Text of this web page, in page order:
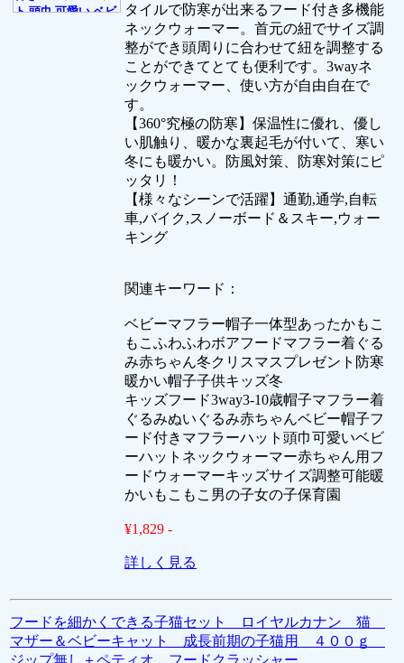
タイルで防寒が出来るフード付き多機能
ネックウォーマー。首元の紐でサイズ調
整ができ頭周りに合わせて紐を調整する
ことができてとても便利です。3wayネ
ックウォーマー、使い方が自由自在で
す。
【360°究極の防寒】保温性に優れ、優し
い肌触り、暖かな裏起毛が付いて、寒い
冬にも暖かい。防風対策、防寒対策にピ
ッタリ！
【様々なシーンで活躍】通勤,通学,自転
車,バイク,スノーボード＆スキー,ウォー
キング
関連キーワード：
ベビーマフラー帽子一体型あったかもこ
もこふわふわボアフードマフラー着ぐる
み赤ちゃん冬クリスマスプレゼント防寒
暖かい帽子子供キッズ冬
キッズフード3way3-10歳帽子マフラー着
ぐるみぬいぐるみ赤ちゃんベビー帽子フ
ード付きマフラーハット頭巾可愛いベビ
ーハットネックウォーマー赤ちゃん用フ
ードウォーマーキッズサイズ調整可能暖
かいもこもこ男の子女の子保育園
¥1,829 -
詳しく見る
フードを細かくできる子猫セット ロイヤルカナン 猫
マザー＆ベビーキャット 成長前期の子猫用 ４００ｇ
ジップ無し＋ペティオ フードクラッシャー